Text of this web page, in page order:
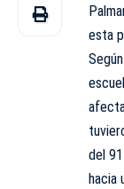
esta
del
hacia